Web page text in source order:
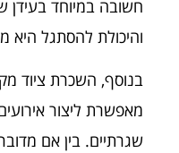
חשובה במיוחד בעידן
והיכולת להסתגל
בנוסף, השכרת ציוד
מאפשרת ליצור
שגרתיים. בין אם